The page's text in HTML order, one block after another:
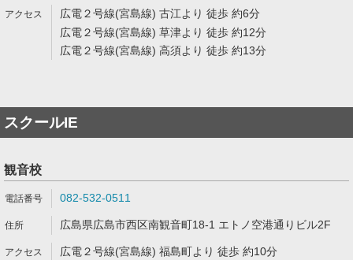
広電２号線(宮島線) 古江より 徒歩 約6分
広電２号線(宮島線) 草津より 徒歩 約12分
広電２号線(宮島線) 高須より 徒歩 約13分
スクールIE
観音校
082-532-0511
広島県広島市西区南観音町18-1 エトノ空港通りビル2F
広電２号線(宮島線) 福島町より 徒歩 約10分